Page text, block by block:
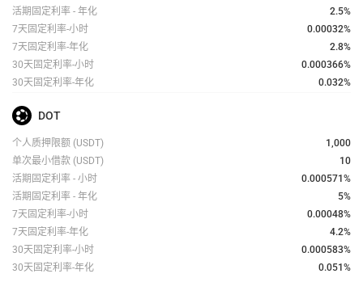
活期固定利率 - 年化
2.5%
7天固定利率-小时
0.00032%
7天固定利率-年化
2.8%
30天固定利率-小时
0.000366%
30天固定利率-年化
0.032%
DOT
个人质押限额 (USDT)
1,000
单次最小借款 (USDT)
10
活期固定利率 - 小时
0.000571 %
活期固定利率 - 年化
5%
7天固定利率-小时
0.00048%
7天固定利率-年化
4.2%
30天固定利率-小时
0.000583%
30天固定利率-年化
0.051%